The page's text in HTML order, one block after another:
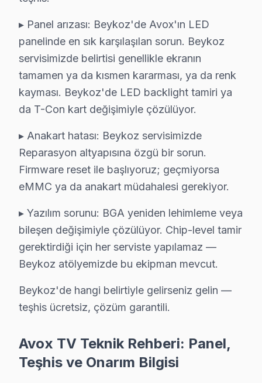
Avox TV modellerinin Beykoz'daki dağılımına
Avox Arızaları: Sahadan Gerçek Vakalar
Beykoz bölgesinde Avox televizyonunuz’lerde en çok
1.Panel Sorunu
Belirti:Ekranda yanık izleri veya renk kaymaları.
Avox'un bazı modellerinde panel
Fiyat Aralığı:2025 Türkiye fiyatı, panel değişimi için
Etkilenen Modeller:Avox 55UHD ve 65UHD serisi.
Neden:Anakartta meydana gelen devre kesintileri,
Fiyat Aralığı:Yaklaşık ₺1.200 - ₺1.800.
Etkilenen Modeller:Avox 50FHD ve 55UHD serisi.
Belirti:
ekran’nin açılmaması veya kapanması.
Fiyat Aralığı: Yaklaşık ₺900 - ₺1.500.
Etkilenen Modeller:Avox 32HD ve 40FHD serisi.
▸ Panel arızası: Beykoz'de Avox'ın LED
panelinde en sık karşılaşılan sorun. Beykoz
servisimizde belirtisi genellikle ekranın
tamamen ya da kısmen kararması, ya da renk
kayması. Beykoz'de LED backlight tamiri ya
da T-Con kart değişimiyle çözülüyor.
▸ Anakart hatası: Beykoz servisimizde
Reparasyon altyapısına özgü bir sorun.
Firmware reset ile başlıyoruz; geçmiyorsa
eMMC ya da anakart müdahalesi gerekiyor.
▸ Yazılım sorunu: BGA yeniden lehimleme veya
bileşen değişimiyle çözülüyor. Chip-level tamir
gerektirdiği için her serviste yapılamaz —
Beykoz atölyemizde bu ekipman mevcut.
Beykoz'de hangi belirtiyle gelirseniz gelin —
teşhis ücretsiz, çözüm garantili.
Avox TV Teknik Rehberi: Panel,
Teşhis ve Onarım Bilgisi